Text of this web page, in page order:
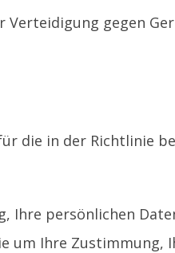
gegen
die in der Richtlinie
persönlichen
Ihre